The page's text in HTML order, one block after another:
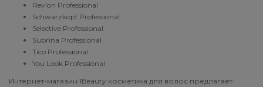
Revlon Professional
Schwarzkopf Professional
Selective Professional
Subrina Professional
Tico Professional
You Look Professional
Интернет-магазин 1Beauty косметика для волос предлагает